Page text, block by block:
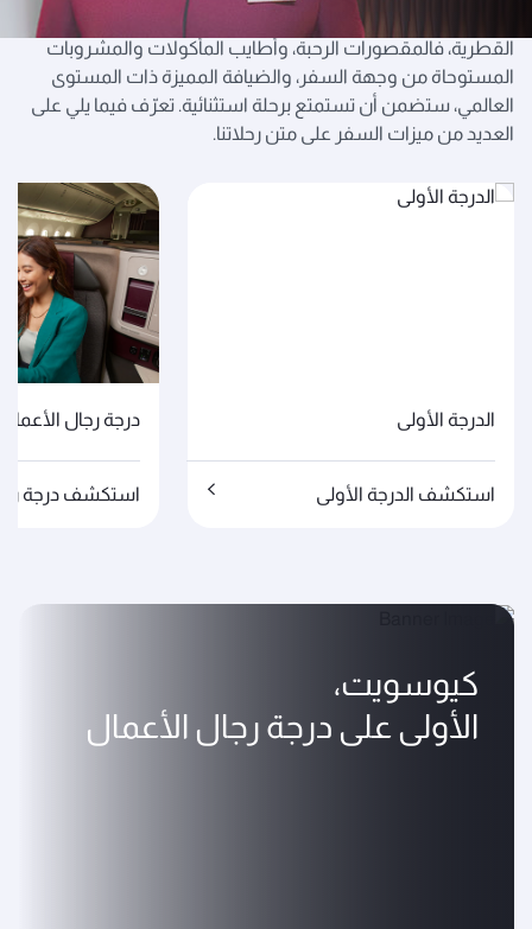
استعد لتجربة سفر لا تُضاهى عندما تحلّق مع الخطوط الجوية
القطرية، فالمقصورات الرحبة، وأطايب المأكولات والمشروبات
المستوحاة من وجهة السفر، والضيافة المميزة ذات المستوى
العالمي، ستضمن أن تستمتع برحلة استثنائية. تعرّف فيما يلي على
العديد من ميزات السفر على متن رحلاتنا.
الدرجة الأولى
استكشف الدرجة الأولى
درجة رجال الأعمال
استكشف درجة
كيوسويت،
الأولى على درجة رجال الأعمال